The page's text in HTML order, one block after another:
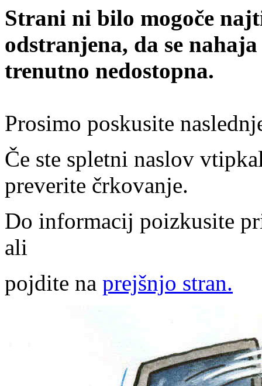
Strani ni bilo mogoče
odstranjena, da se
trenutno nedostopna.
Prosimo poskusite
Če ste spletni naslov
preverite črkovanje.
Do informacij poizkusite
ali
pojdite na prejšnjo stran.